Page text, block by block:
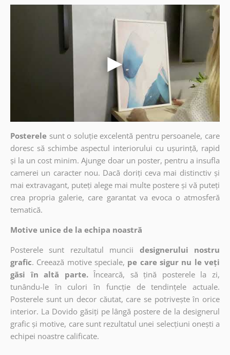
Posterele sunt o soluție excelentă pentru persoanele, care
doresc să schimbe aspectul interiorului cu ușurință, rapid
și la un cost minim. Ajunge doar un poster, pentru a insufla
camerei un caracter nou. Dacă doriți ceva mai distinctiv și
mai extravagant, puteți alege mai multe postere și vă puteți
crea propria galerie, care garantat va evoca o atmosferă
tematică.
Motive unice de la echipa noastră
Posterele sunt rezultatul muncii
designerului nostru
grafic. Creează motive speciale, pe care sigur nu le veți
găsi în altă parte. Încearcă, să țină posterele la zi,
tunându-le în culori în funcție de tendințele actuale.
Posterele sunt un decor căutat, care se potrivește în orice
interior. La Dovido găsiți pe lângă postere de la designerul
grafic și motive, care sunt rezultatul unei selecțiuni onești a
echipei noastre calificate.